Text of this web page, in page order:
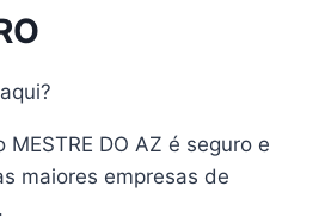
GX
Plus
Express Primeira
DO AZ é seguro e
maiores empresas de